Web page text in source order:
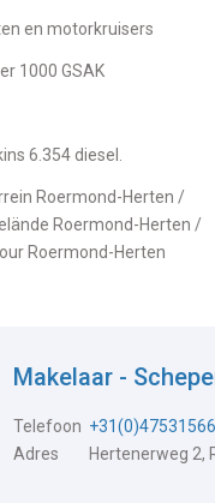
en motorkruisers
1000 GSAK
6.354 diesel.
Roermond-Herten /
Roermond-Herten /
Roermond-Herten
Makelaar -
Telefoon
Adres
Hertenerweg 2,